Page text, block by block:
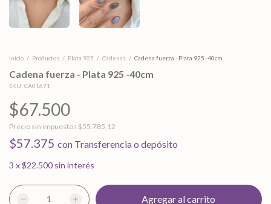
Inicio / Productos / Plata 925 / Cadenas / Cadena fuerza - Plata 925 -40cm
Cadena fuerza - Plata 925 -40cm
SKU: CA01671
$67.500
Precio sin impuestos $55.785,12
$57.375 con Transferencia o depósito
3 x$22.500 sin interés